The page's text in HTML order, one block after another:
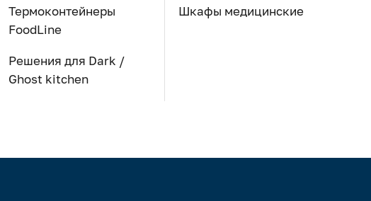
Термоконтейнеры
FoodLine
Решения для Dark /
Ghost kitchen
Шкафы медицинские